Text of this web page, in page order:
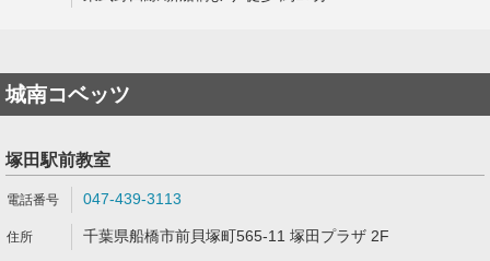
城南コベッツ
塚田駅前教室
047-439-3113
千葉県船橋市前貝塚町565-11 塚田プラザ 2F